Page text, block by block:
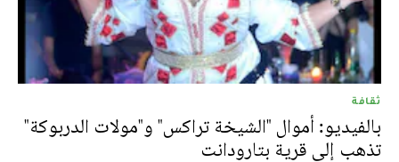
ثقافة
بالفيديو: أموال "الشيخة تراكس" و"مولات الدربوكة"
تذهب إلى قرية بتارودانت